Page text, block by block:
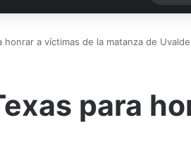
honrar a víctimas de la matanza de Uvalde
para